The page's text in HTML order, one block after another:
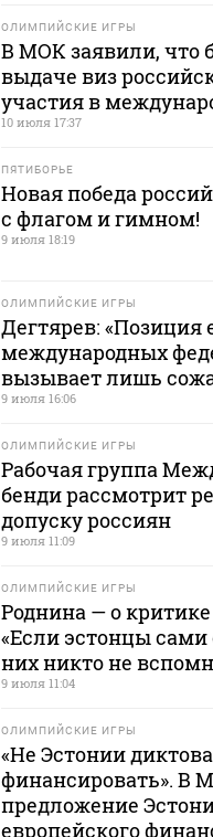
ОЛИМПИЙСКИЕ ИГРЫ
В МОК заявили, что
выдаче виз
участия в
10 июля 17:37
ПЯТИБОРЬЕ
Новая победа
с флагом и гимном!
9 июля 18:19
ОЛИМПИЙСКИЕ ИГРЫ
Дегтярев: «Позиция
международных
вызывает лишь
9 июля 16:06
ОЛИМПИЙСКИЕ ИГРЫ
Рабочая группа
бенди рассмотрит
допуску россиян
9 июля 11:09
ОЛИМПИЙСКИЕ ИГРЫ
Роднина — о
«Если эстонцы сами
них никто не
9 июля 11:04
ОЛИМПИЙСКИЕ ИГРЫ
«Не Эстонии
финансировать». В
предложение
европейского